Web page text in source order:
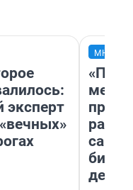
эксперт